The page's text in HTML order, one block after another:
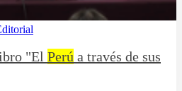
"El Perú a través de sus